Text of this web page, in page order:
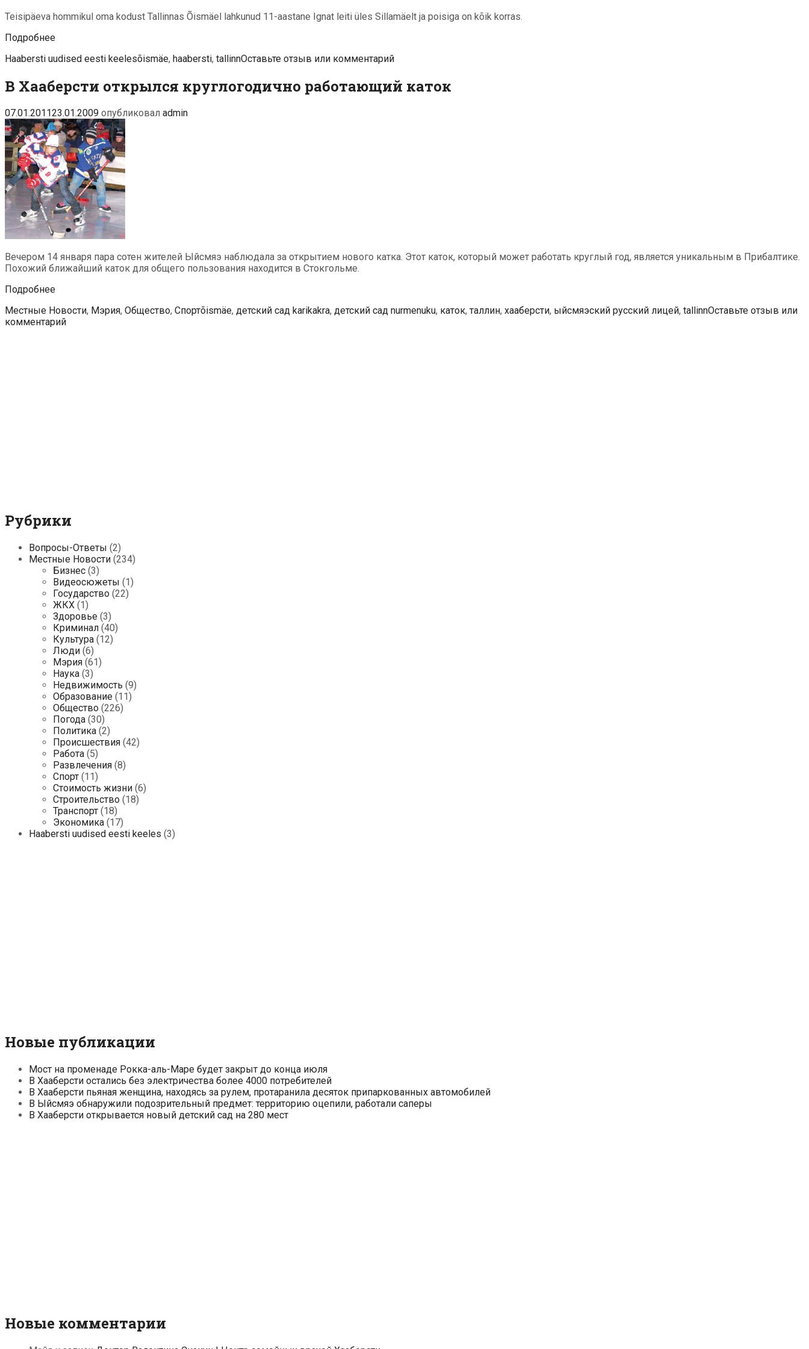
Teisipäeva hommikul oma kodust Tallinnas Õismäel lahkunud 11-aastane Ignat leiti üles Sillamäelt ja poisiga on kõik korras.
ПодробнееÕismäel
11-
Ignat
leiti
Sillamäelt
Рубрики
Haabersti uudised eesti keelesТеги
õismäe, haabersti, tallinnОставьте отзыв или комментарий
В Хааберсти открылся круглогодично работающий каток
07.01.201123.01.2009 опубликовал admin
Вечером 14 января пара сотен жителей Ыйсмяэ наблюдала за открытием нового катка. Этот каток, который может работать круглый год, является уникальным в Прибалтике.
Похожий ближайший каток для общего пользования находится в Стокгольме.
ПодробнееВ
открылся
круглогодично
Рубрики
Местные Новости, Мэрия, Общество, СпортТеги
õismäe, детский сад karikakra, детский сад nurmenuku, каток, таллин, хааберсти, ыйсмяэский русский лицей, tallinnОставьте отзыв или
комментарий
Рубрики
Вопросы-Ответы (2)
Местные Новости (234)
Бизнес (3)
Видеосюжеты (1)
Государство (22)
ЖКХ (1)
Здоровье (3)
Криминал (40)
Культура (12)
Люди (6)
Мэрия (61)
Наука (3)
Недвижимость (9)
Образование (11)
Общество (226)
Погода (30)
Политика (2)
Происшествия (42)
Работа (5)
Развлечения (8)
Спорт (11)
Стоимость жизни (6)
Строительство (18)
Транспорт (18)
Экономика (17)
Haabersti uudised eesti keeles (3)
Новые публикации
Мост на променаде Рокка-аль-Маре будет закрыт до конца июля
В Хааберсти остались без электричества более 4000 потребителей
В Хааберсти пьяная женщина, находясь за рулем, протаранила десяток припаркованных автомобилей
В Ыйсмяэ обнаружили подозрительный предмет: территорию оцепили, работали саперы
В Хааберсти открывается новый детский сад на 280 мест
Новые комментарии